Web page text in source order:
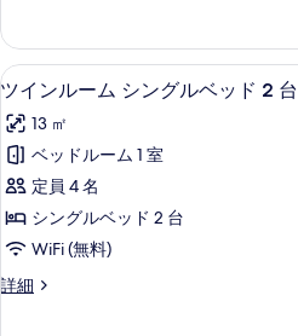
べ
て
の
写
真
を
表
示
す
詳
細
の
す
べ
て
の
写
真
を
表
ル
ー
ム
煙
の
詳
細
ツ
イ
ン
ル
ー
ム
ン
14
ツインルーム シングルベッド 2
13 ㎡
ベッドルーム 1 室
定員 4 名
シングルベッド 2 台
WiFi (無料)
詳細
ツ